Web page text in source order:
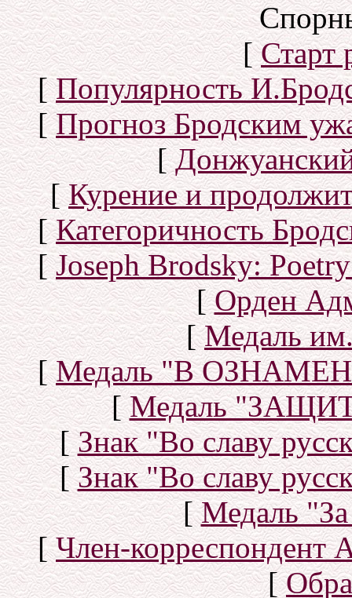
[Старт
[Популярность
[Прогноз Бродским
[
[Курение и
[Категоричность
[Joseph Brodsky:
[Орден
[Медаль
[Медаль "В
[Медаль
[Знак "Во славу
[Знак "Во славу
[Медаль "За
[Член-
[